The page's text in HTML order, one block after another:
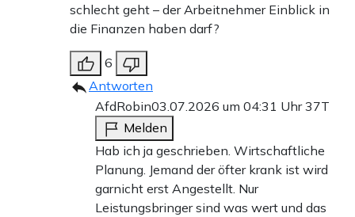
schlecht geht – der Arbeitnehmer Einblick in
die Finanzen haben darf?
6
Antworten
AfdRobin03.07.2026 um 04:31 Uhr37T
Melden
Hab ich ja geschrieben. Wirtschaftliche
Planung. Jemand der öfter krank ist wird
garnicht erst Angestellt. Nur
Leistungsbringer sind was wert und das